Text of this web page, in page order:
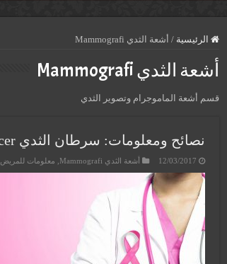
الرئيسية / أشعة الثدي Mammografi
أشعة الثدي Mammografi
قسم أشعة الماموجرام وتصوير الثدي
نصائح ومعلومات: سرطان الثدي Breast Cancer
12/03/2017 أشعة الثدي Mammografi معلومات للمريض